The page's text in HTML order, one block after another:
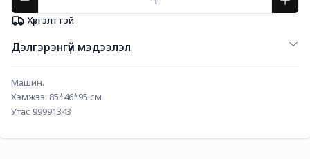
Хүргэлттэй
Дэлгэрэнгүй мэдээлэл
Машин.
Хэмжээ: 85*46*95 см
Утас 99991343